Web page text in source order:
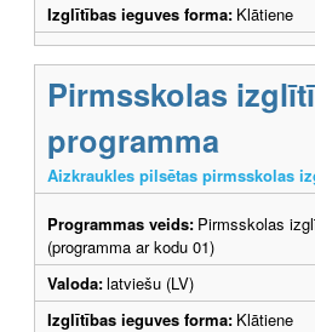
Izglītības ieguves forma: Klātiene
Pirmsskolas
programma
Aizkraukles pilsētas pirmsskolas
Programmas veids: Pirmsskolas
(programma ar kodu 01)
Valoda:latviešu (LV)
Izglītības ieguves forma: Klātiene